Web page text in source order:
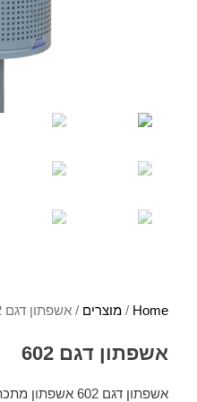
Home
/מוצרים / אשפתון דגם 602
אשפתון דגם 602
אשפתון דגם 602 אשפתון מתכת על רגל